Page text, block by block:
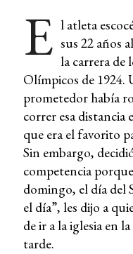
E l atleta
sus 22 años
la carrera de
Olímpicos de 1924.
prometedor había
correr esa distancia
que era el favorito
Sin embargo,
competencia
domingo, el día del
el día”, les dijo a
de ir a la iglesia en
tarde.